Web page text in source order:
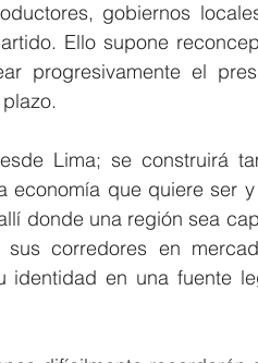
gobiernos
Ello supone
progresivamente el
Lima; se construirá
economía que quiere ser
donde una región sea
corredores en
identidad en una fuente